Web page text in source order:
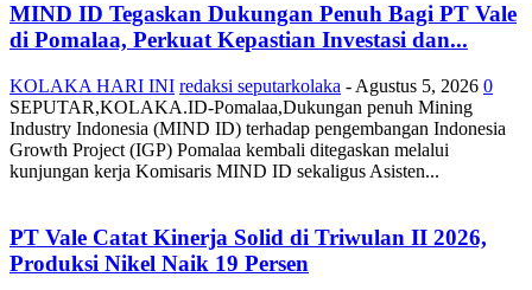
MIND ID Tegaskan Dukungan Penuh Bagi PT Vale
di Pomalaa, Perkuat Kepastian Investasi dan...
KOLAKA HARI INI redaksi seputarkolaka - Agustus 5, 2026 0
SEPUTAR,KOLAKA.ID-Pomalaa,Dukungan penuh Mining
Industry Indonesia (MIND ID) terhadap pengembangan Indonesia
Growth Project (IGP) Pomalaa kembali ditegaskan melalui
kunjungan kerja Komisaris MIND ID sekaligus Asisten...
PT Vale Catat Kinerja Solid di Triwulan II 2026,
Produksi Nikel Naik 19 Persen